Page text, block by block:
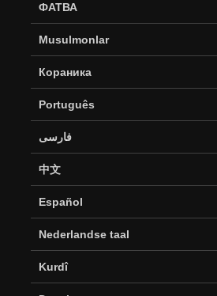
ФАТВА
Musulmonlar
Кораника
Português
فارسی
中文
Español
Nederlandse taal
Kurdî